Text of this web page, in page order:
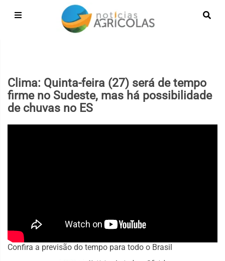
Clima: Quinta-feira (27) será de tempo
firme no Sudeste, mas há possibilidade
de chuvas no ES
Confira a previsão do tempo para todo o Brasil